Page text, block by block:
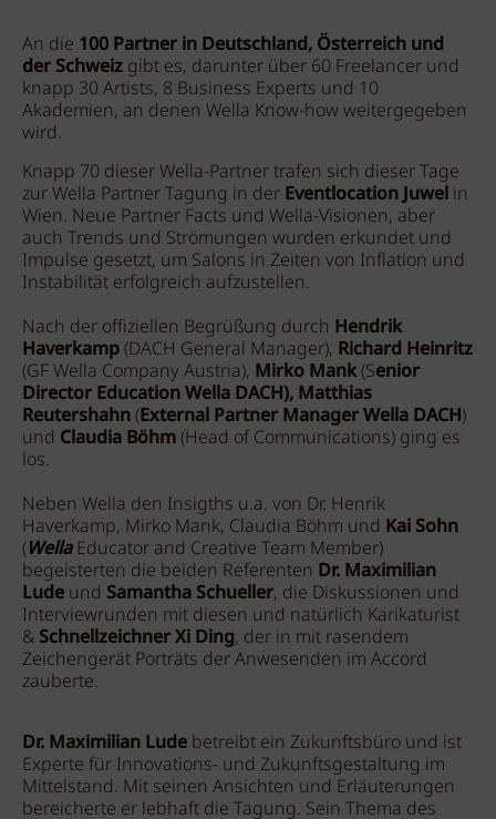
An die 100 Partner in Deutschland, Österreich und
der Schweiz gibt es, darunter über 60 Freelancer und
knapp 30 Artists, 8 Business Experts und 10
Akademien, an denen Wella Know-how weitergegeben
wird.
Knapp 70 dieser Wella-Partner trafen sich dieser Tage
zur Wella Partner Tagung in der Eventlocation Juwel in
Wien. Neue Partner Facts und Wella-Visionen, aber
auch Trends und Strömungen wurden erkundet und
Impulse gesetzt, um Salons in Zeiten von Inflation und
Instabilität erfolgreich aufzustellen.
Nach der offiziellen Begrüßung durch Hendrik
Haverkamp(DACH General Manager), Richard Heinritz
(GF Wella Company Austria), Mirko Mank(Senior
Director Education Wella DACH), Matthias
Reutershahn(External Partner Manager Wella DACH)
und Claudia Böhm(Head of Communications) ging es
los.
Neben Wella den Insigths u.a. von Dr. Henrik
Haverkamp, Mirko Mank, Claudia Böhm und Kai Sohn
(WellaEducator and Creative Team Member)
begeisterten die beiden Referenten Dr. Maximilian
Lude und Samantha Schueller, die Diskussionen und
Interviewrunden mit diesen und natürlich Karikaturist
& Schnellzeichner Xi Ding, der in mit rasendem
Zeichengerät Porträts der Anwesenden im Accord
zauberte.
Dr. Maximilian Lude betreibt ein Zukunftsbüro und ist
Experte für Innovations- und Zukunftsgestaltung im
Mittelstand. Mit seinen Ansichten und Erläuterungen
bereicherte er lebhaft die Tagung. Sein Thema des